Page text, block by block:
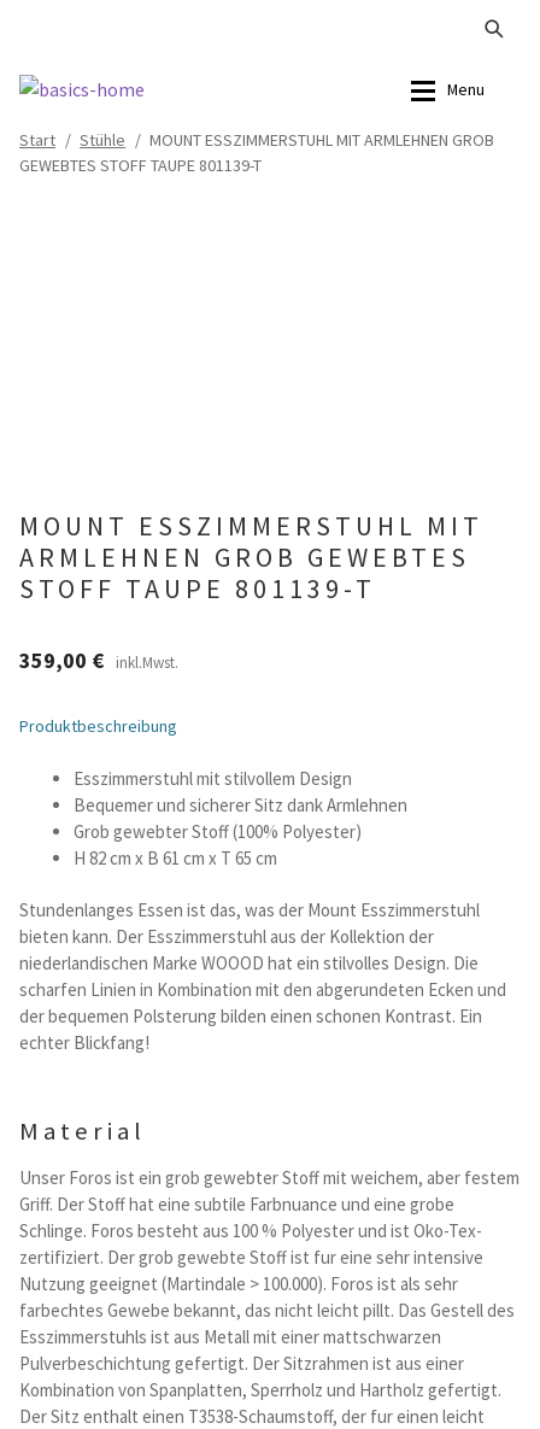
Zur
springen
Zum
springen
Menu
Alle Produkte
Lampen
Betten und Bettsofas
Schreibtische & Kids
Outdoor
TV- und Mediamöbel
Kataloge Landhaus
Kataloge Massivholz
Massivholz Schlafen
Massivholz Wohnen
Alle Produkte
Start / Stühle / MOUNT ESSZIMMERSTUHL MIT ARMLEHNEN GROB
GEWEBTES STOFF TAUPE 801139-T
MOUNT ESSZIMMERSTUHL MIT
ARMLEHNEN GROB GEWEBTES
STOFF TAUPE 801139-T
359,00 € inkl.Mwst.
Produktbeschreibung
Esszimmerstuhl mit stilvollem Design
Bequemer und sicherer Sitz dank Armlehnen
Grob gewebter Stoff (100% Polyester)
H 82 cm x B 61 cm x T 65 cm
Stundenlanges Essen ist das, was der Mount Esszimmerstuhl
bieten kann. Der Esszimmerstuhl aus der Kollektion der
niederlandischen Marke WOOOD hat ein stilvolles Design. Die
scharfen Linien in Kombination mit den abgerundeten Ecken und
der bequemen Polsterung bilden einen schonen Kontrast. Ein
echter Blickfang!
Material
Unser Foros ist ein grob gewebter Stoff mit weichem, aber festem
Griff. Der Stoff hat eine subtile Farbnuance und eine grobe
Schlinge. Foros besteht aus 100 % Polyester und ist Oko-Tex-
zertifiziert. Der grob gewebte Stoff ist fur eine sehr intensive
Nutzung geeignet (Martindale > 100.000). Foros ist als sehr
farbechtes Gewebe bekannt, das nicht leicht pillt. Das Gestell des
Esszimmerstuhls ist aus Metall mit einer mattschwarzen
Pulverbeschichtung gefertigt. Der Sitzrahmen ist aus einer
Kombination von Spanplatten, Sperrholz und Hartholz gefertigt.
Der Sitz enthalt einen T3538-Schaumstoff, der fur einen leicht